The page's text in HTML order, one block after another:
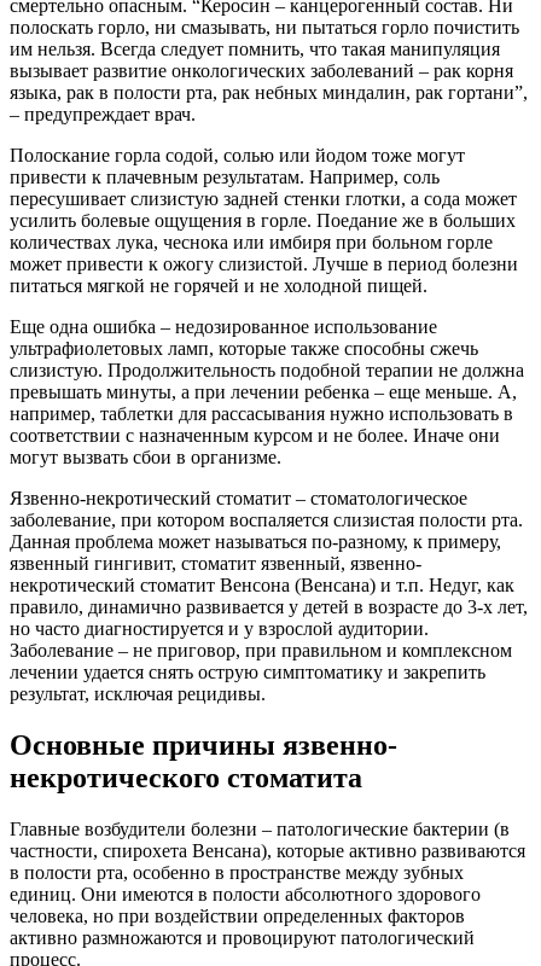
смертельно опасным. “Керосин – канцерогенный состав. Ни
полоскать горло, ни смазывать, ни пытаться горло почистить
им нельзя. Всегда следует помнить, что такая манипуляция
вызывает развитие онкологических заболеваний – рак корня
языка, рак в полости рта, рак небных миндалин, рак гортани”,
– предупреждает врач.
Полоскание горла содой, солью или йодом тоже могут
привести к плачевным результатам. Например, соль
пересушивает слизистую задней стенки глотки, а сода может
усилить болевые ощущения в горле. Поедание же в больших
количествах лука, чеснока или имбиря при больном горле
может привести к ожогу слизистой. Лучше в период болезни
питаться мягкой не горячей и не холодной пищей.
Еще одна ошибка – недозированное использование
ультрафиолетовых ламп, которые также способны сжечь
слизистую. Продолжительность подобной терапии не должна
превышать минуты, а при лечении ребенка – еще меньше. А,
например, таблетки для рассасывания нужно использовать в
соответствии с назначенным курсом и не более. Иначе они
могут вызвать сбои в организме.
Язвенно-некротический стоматит – стоматологическое
заболевание, при котором воспаляется слизистая полости рта.
Данная проблема может называться по-разному, к примеру,
язвенный гингивит, стоматит язвенный, язвенно-
некротический стоматит Венсона (Венсана) и т.п. Недуг, как
правило, динамично развивается у детей в возрасте до 3-х лет,
но часто диагностируется и у взрослой аудитории.
Заболевание – не приговор, при правильном и комплексном
лечении удается снять острую симптоматику и закрепить
результат, исключая рецидивы.
Основные причины язвенно-
некротического стоматита
Главные возбудители болезни – патологические бактерии (в
частности, спирохета Венсана), которые активно развиваются
в полости рта, особенно в пространстве между зубных
единиц. Они имеются в полости абсолютного здорового
человека, но при воздействии определенных факторов
активно размножаются и провоцируют патологический
процесс.